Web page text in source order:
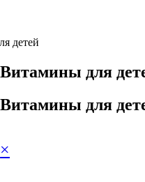
детей
для
для
×